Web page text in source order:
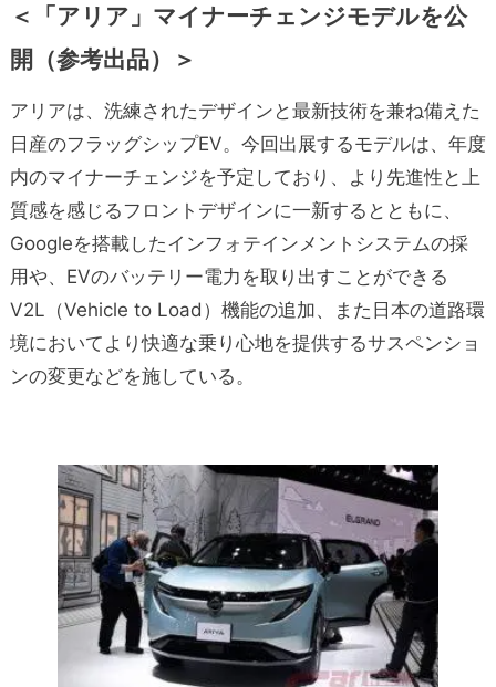
＜「アリア」マイナーチェンジモデルを公
開（参考出品）＞
アリアは、洗練されたデザインと最新技術を兼ね備えた
日産のフラッグシップEV。今回出展するモデルは、年度
内のマイナーチェンジを予定しており、より先進性と上
質感を感じるフロントデザインに一新するとともに、
Googleを搭載したインフォテインメントシステムの採
用や、EVのバッテリー電力を取り出すことができる
V2L（Vehicle to Load）機能の追加、また日本の道路環
境においてより快適な乗り心地を提供するサスペンショ
ンの変更などを施している。